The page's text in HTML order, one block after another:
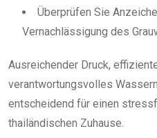
Überprüfen Sie
Vernachlässigung des
Ausreichender Druck,
verantwortungsvolles
entscheidend für einen
thailändischen Zuhause.